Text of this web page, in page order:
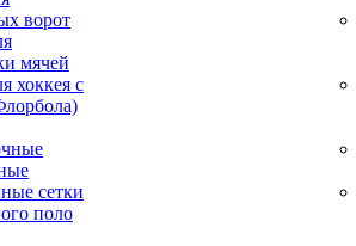
ворот
мячей
хоккея с
сетки
поло